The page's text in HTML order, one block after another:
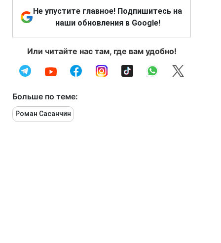
Не упустите главное! Подпишитесь на
наши обновления в Google!
Или читайте нас там, где вам удобно!
Больше по теме:
Роман Сасанчин